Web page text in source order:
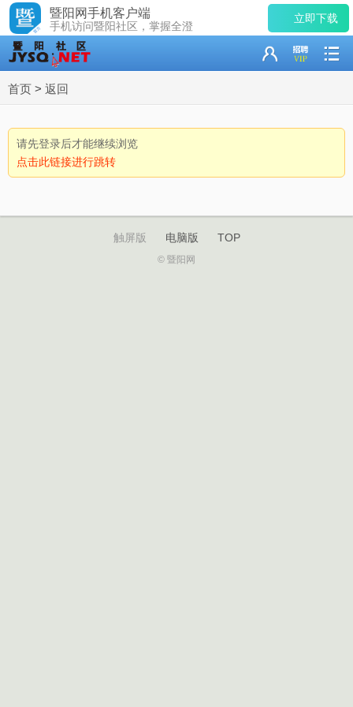
暨阳网手机客户端
手机访问暨阳社区，掌握全澄
立即下载
首页 > 返回
请先登录后才能继续浏览
点击此链接进行跳转
触屏版 电脑版 TOP
© 暨阳网